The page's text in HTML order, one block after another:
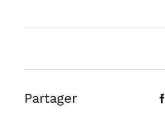
Partager